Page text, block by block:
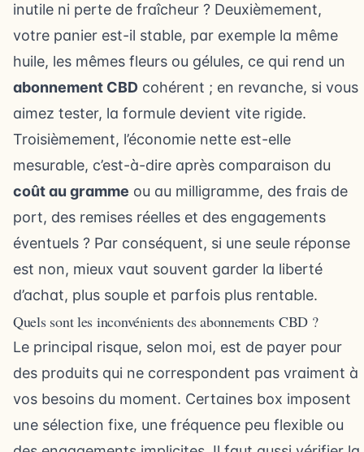
inutile ni perte de fraîcheur ? Deuxièmement,
votre panier est-il stable, par exemple la même
huile, les mêmes fleurs ou gélules, ce qui rend un
abonnement CBD cohérent ; en revanche, si vous
aimez tester, la formule devient vite rigide.
Troisièmement, l’économie nette est-elle
mesurable, c’est-à-dire après comparaison du
coût au gramme ou au milligramme, des frais de
port, des remises réelles et des engagements
éventuels ? Par conséquent, si une seule réponse
est non, mieux vaut souvent garder la liberté
d’achat, plus souple et parfois plus rentable.
Quels sont les inconvénients des abonnements CBD ?
Le principal risque, selon moi, est de payer pour
des produits qui ne correspondent pas vraiment à
vos besoins du moment. Certaines box imposent
une sélection fixe, une fréquence peu flexible ou